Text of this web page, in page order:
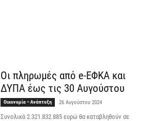
Οι πληρωμές από e-ΕΦΚΑ και
ΔΥΠΑ έως τις 30 Αυγούστου
Οικονομία – Ανάπτυξη 26 Αυγούστου 2024
Συνολικά 2.321.832.885 ευρώ θα καταβληθούν σε